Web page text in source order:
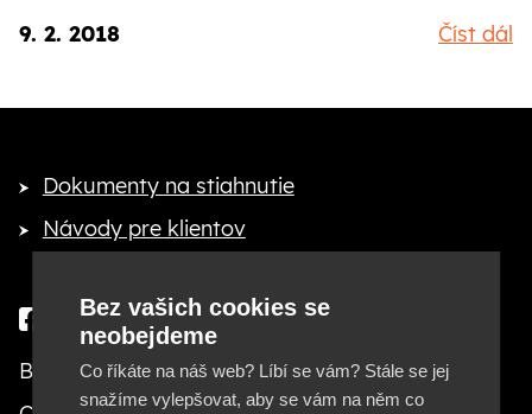
Bez vašich cookies se
neobejdeme
Co říkáte na náš web? Líbí se vám? Stále se jej
snažíme vylepšovat, aby se vám na něm co
9. 2. 2018
Číst dál
Dokumenty na stiahnutie
Návody pre klientov
Besteto marketing, s. r. o.